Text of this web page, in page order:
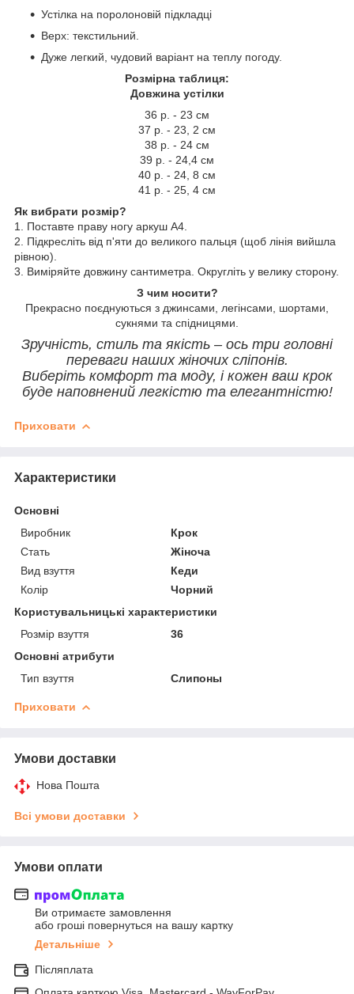
Устілка на поролоновій підкладці
Верх: текстильний.
Дуже легкий, чудовий варіант на теплу погоду.
Розмірна таблиця:
Довжина устілки
36 р. - 23 см
37 р. - 23, 2 см
38 р. - 24 см
39 р. - 24,4 см
40 р. - 24, 8 см
41 р. - 25, 4 см
Як вибрати розмір?
1. Поставте праву ногу аркуш А4.
2. Підкресліть від п'яти до великого пальця (щоб лінія вийшла
рівною).
3. Виміряйте довжину сантиметра. Округліть у велику сторону.
З чим носити?
Прекрасно поєднуються з джинсами, легінсами, шортами,
сукнями та спідницями.
Зручність, стиль та якість – ось три головні
переваги наших жіночих сліпонів.
Виберіть комфорт та моду, і кожен ваш крок
буде наповнений легкістю та елегантністю!
Приховати
Характеристики
Основні
Виробник
Крок
Стать
Жіноча
Вид взуття
Кеди
Колір
Чорний
Користувальницькі характеристики
Розмір взуття
36
Основні атрибути
Тип взуття
Слипоны
Приховати
Умови доставки
Нова Пошта
Всі умови доставки
Умови оплати
Ви отримаєте замовлення
або гроші повернуться на вашу картку
Детальніше
Післяплата